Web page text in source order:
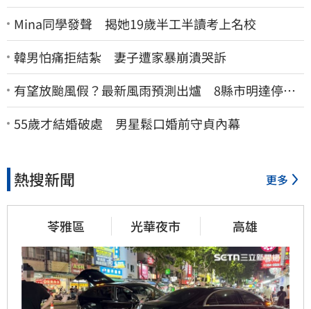
Mina同學發聲 揭她19歲半工半讀考上名校
韓男怕痛拒結紮 妻子遭家暴崩潰哭訴
有望放颱風假？最新風雨預測出爐 8縣市明達停班
停課標準
55歲才結婚破處 男星鬆口婚前守貞內幕
熱搜新聞 更多
苓雅區 光華夜市 高雄